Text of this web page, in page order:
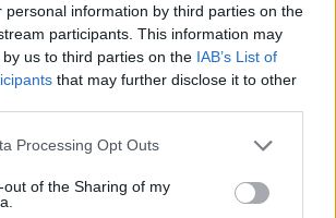
personal information by third parties on the
participants. This information may
us to third parties on the IAB’s List of
that may further disclose it to other
Processing Opt Outs
out of the Sharing of my